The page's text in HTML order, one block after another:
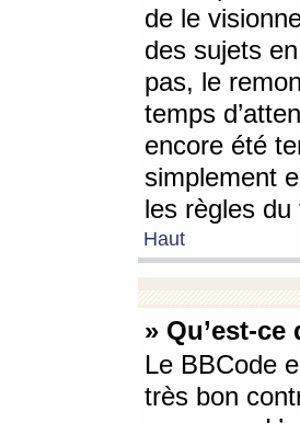
de le
des sujets
pas, le
temps
encore été
simplement
les règles du
Haut
» Qu’est-
Le BBCode
très bon